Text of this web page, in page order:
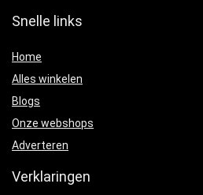
Snelle links
Home
Alles winkelen
Blogs
Onze webshops
Adverteren
Verklaringen